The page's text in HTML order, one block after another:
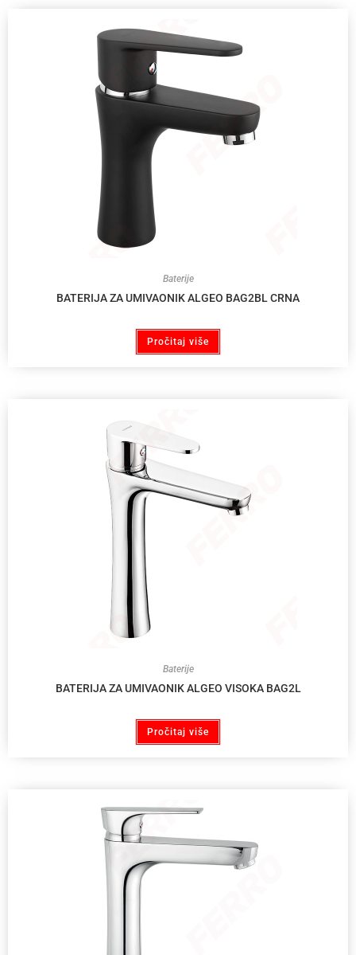
Baterije
BATERIJA ZA UMIVAONIK ALGEO BAG2BL CRNA
Pročitaj više
Baterije
BATERIJA ZA UMIVAONIK ALGEO VISOKA BAG2L
Pročitaj više